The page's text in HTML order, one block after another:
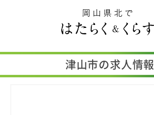
津山市の求人情報